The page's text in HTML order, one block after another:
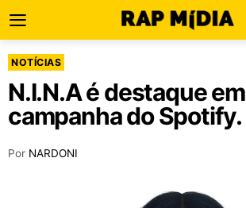
NOTÍCIAS
N.I.N.A é destaque em
campanha do Spotify.
Por NARDONI